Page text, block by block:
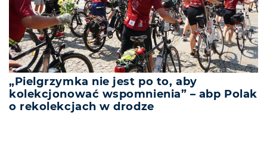
„Pielgrzymka nie jest po to, aby
kolekcjonować wspomnienia” – abp Polak
o rekolekcjach w drodze